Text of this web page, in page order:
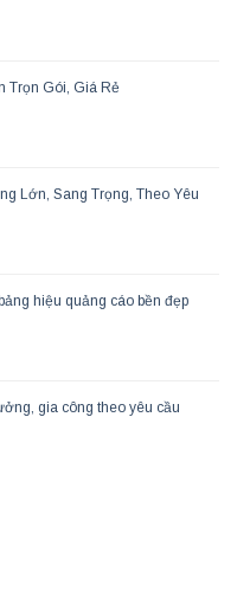
Trọn Gói, Giá Rẻ
Lớn, Sang Trọng, Theo Yêu
hiệu quảng cáo bền đẹp
gia công theo yêu cầu